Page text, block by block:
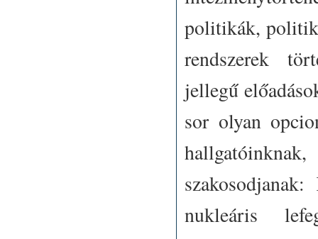
politikák,
rendszerek
jellegű
sor olyan
nukleáris